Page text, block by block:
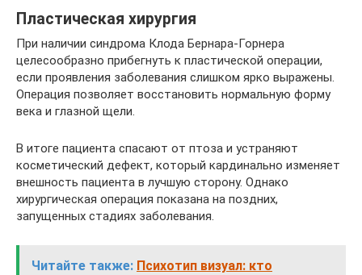
Пластическая хирургия
При наличии синдрома Клода Бернара-Горнера
целесообразно прибегнуть к пластической операции,
если проявления заболевания слишком ярко выражены.
Операция позволяет восстановить нормальную форму
века и глазной щели.
В итоге пациента спасают от птоза и устраняют
косметический дефект, который кардинально изменяет
внешность пациента в лучшую сторону. Однако
хирургическая операция показана на поздних,
запущенных стадиях заболевания.
Читайте также: Психотип визуал: кто